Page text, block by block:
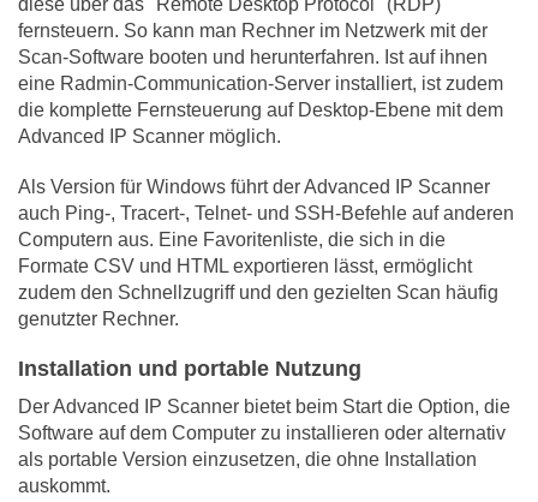
fernsteuern. So kann man Rechner im Netzwerk mit der
Scan-Software booten und herunterfahren. Ist auf ihnen
eine Radmin-Communication-Server installiert, ist zudem
die komplette Fernsteuerung auf Desktop-Ebene mit dem
Advanced IP Scanner möglich.
Als Version für Windows führt der Advanced IP Scanner
auch Ping-, Tracert-, Telnet- und SSH-Befehle auf anderen
Computern aus. Eine Favoritenliste, die sich in die
Formate CSV und HTML exportieren lässt, ermöglicht
zudem den Schnellzugriff und den gezielten Scan häufig
genutzter Rechner.
Installation und portable Nutzung
Der Advanced IP Scanner bietet beim Start die Option, die
Software auf dem Computer zu installieren oder alternativ
als portable Version einzusetzen, die ohne Installation
auskommt.